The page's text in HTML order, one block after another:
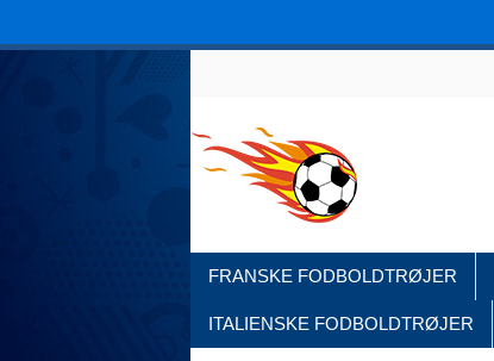
FRANSKE FODBOLDTRØJER
ITALIENSKE FODBOLDTRØJER